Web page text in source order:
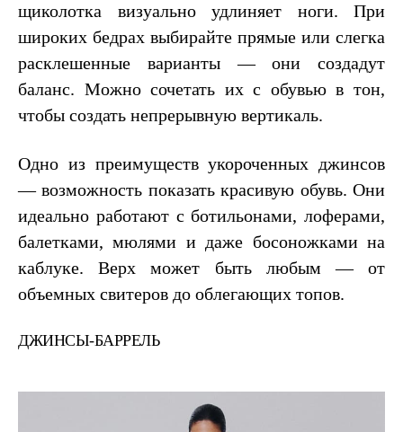
щиколотка визуально удлиняет ноги. При
широких бедрах выбирайте прямые или слегка
расклешенные варианты — они создадут
баланс. Можно сочетать их с обувью в тон,
чтобы создать непрерывную вертикаль.
Одно из преимуществ укороченных джинсов
— возможность показать красивую обувь. Они
идеально работают с ботильонами, лоферами,
балетками, мюлями и даже босоножками на
каблуке. Верх может быть любым — от
объемных свитеров до облегающих топов.
ДЖИНСЫ-БАРРЕЛЬ